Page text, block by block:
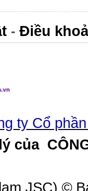
- Điều
ty Cổ
của
JSC) ©